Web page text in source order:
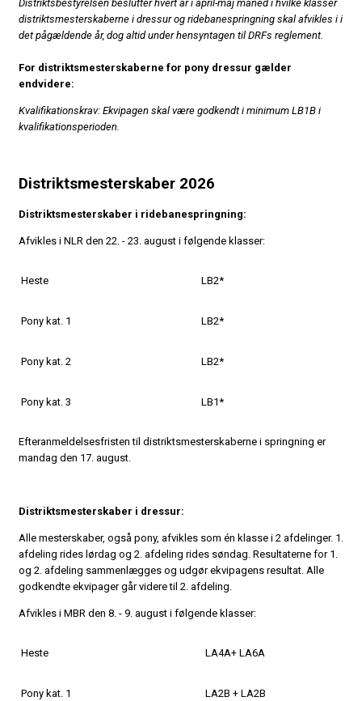
Distriktsbestyrelsen beslutter hvert år i april-maj måned i hvilke klasser
distriktsmesterskaberne i dressur og ridebanespringning skal afvikles i i
det pågældende år, dog altid under hensyntagen til DRFs reglement.
For distriktsmesterskaberne for pony dressur gælder
endvidere:
Kvalifikationskrav: Ekvipagen skal være godkendt i minimum LB1B i
kvalifikationsperioden.
Distriktsmesterskaber 2026
Distriktsmesterskaber i ridebanespringning:
Afvikles i NLR den 22. - 23. august i følgende klasser:
Heste LB2*
Pony kat. 1 LB2*
Pony kat. 2 LB2*
Pony kat. 3 LB1*
Efteranmeldelsesfristen til distriktsmesterskaberne i springning er
mandag den 17. august.
Distriktsmesterskaber i dressur:
Alle mesterskaber, også pony, afvikles som én klasse i 2 afdelinger. 1.
afdeling rides lørdag og 2. afdeling rides søndag. Resultaterne for 1.
og 2. afdeling sammenlægges og udgør ekvipagens resultat. Alle
godkendte ekvipager går videre til 2. afdeling.
Afvikles i MBR den 8. - 9. august i følgende klasser:
Heste LA4A+ LA6A
Pony kat. 1 LA2B + LA2B